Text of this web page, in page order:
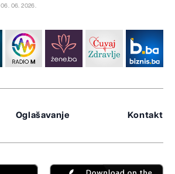
06. 06. 2026.
Oglašavanje Kontakt